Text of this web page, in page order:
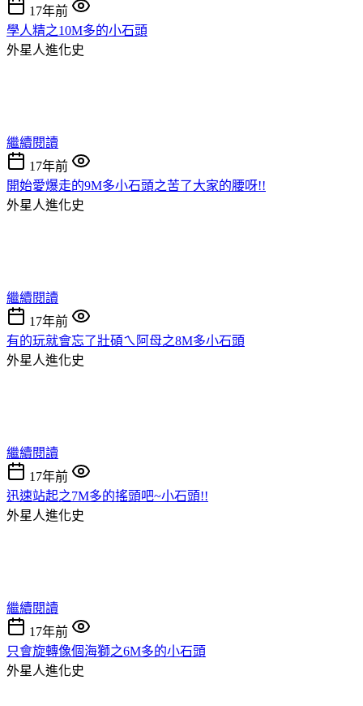
17年前
學人精之10M多的小石頭
外星人進化史
繼續閱讀
17年前
開始愛爆走的9M多小石頭之苦了大家的腰呀!!
外星人進化史
繼續閱讀
17年前
有的玩就會忘了壯碩ㄟ阿母之8M多小石頭
外星人進化史
繼續閱讀
17年前
迅速站起之7M多的搖頭吧~小石頭!!
外星人進化史
繼續閱讀
17年前
只會旋轉像個海獅之6M多的小石頭
外星人進化史